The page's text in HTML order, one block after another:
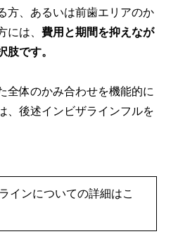
方、あるいは前歯エリアのか
には、費用と期間を抑えなが
肢です。
全体のかみ合わせを機能的に
、後述インビザラインフルを
インについての詳細はこ